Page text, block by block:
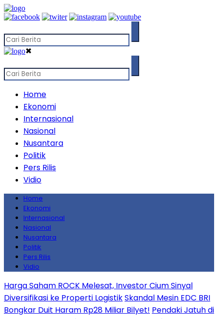
✖
Home
Ekonomi
Internasional
Nasional
Nusantara
Politik
Pers Rilis
Vidio
Home
Ekonomi
Internasional
Nasional
Nusantara
Politik
Pers Rilis
Vidio
Harga Saham ROCK Melesat, Investor Cium Sinyal
Diversifikasi ke Properti LogistikSkandal Mesin EDC BRI
Bongkar Duit Haram Rp28 Miliar Bilyet! Pendaki Jatuh di